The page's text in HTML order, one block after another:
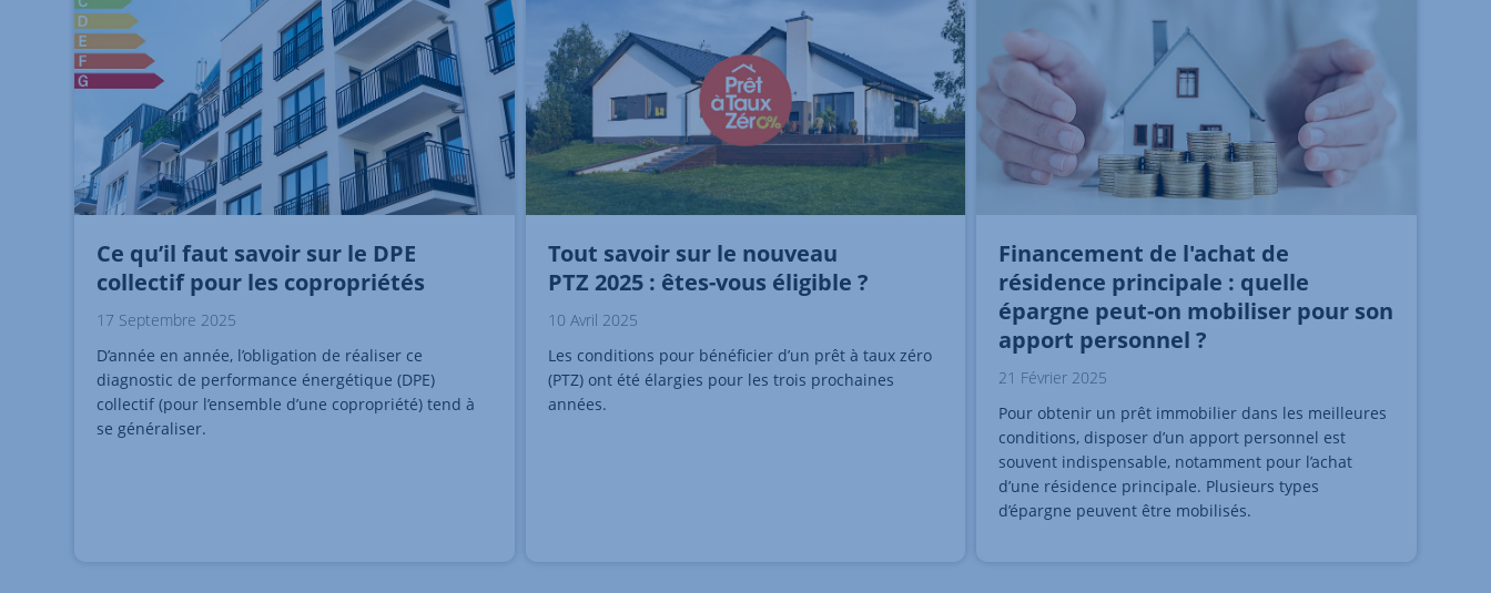
Ce qu’il faut savoir sur le DPE
collectif pour les copropriétés
17 Septembre 2025
D’année en année, l’obligation de réaliser ce
diagnostic de performance énergétique (DPE)
collectif (pour l’ensemble d’une copropriété) tend à
se généraliser.
Tout savoir sur le nouveau
PTZ 2025 : êtes-vous éligible ?
10 Avril 2025
Les conditions pour bénéficier d’un prêt à taux zéro
(PTZ) ont été élargies pour les trois prochaines
années.
Financement de l'achat de
résidence principale : quelle
épargne peut-on mobiliser pour son
apport personnel ?
21 Février 2025
Pour obtenir un prêt immobilier dans les meilleures
conditions, disposer d’un apport personnel est
souvent indispensable, notamment pour l’achat
d’une résidence principale. Plusieurs types
d’épargne peuvent être mobilisés.